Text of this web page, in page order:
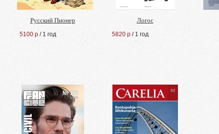
Русский Пионер
5100 р / 1 год
Логос
5820 р / 1 год